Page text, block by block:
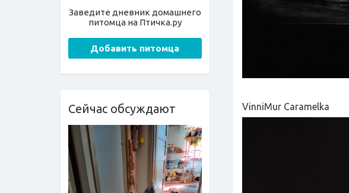
Заведите дневник домашнего
питомца на Птичка.ру
Добавить питомца
Сейчас обсуждают VinniMur Caramelka